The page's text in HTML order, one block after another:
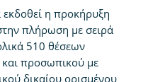
εκδοθεί η προκήρυξη
πλήρωση με σειρά
510 θέσεων
προσωπικού με
δικαίου ορισμένου